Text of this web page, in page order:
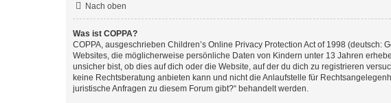
Nach oben
Was ist COPPA?
COPPA, ausgeschrieben Children’s Online Privacy Protection Act of 1998
Websites, die möglicherweise persönliche Daten von Kindern unter 13 Jahren
unsicher bist, ob dies auf dich oder die Website, auf der du dich zu registrieren
keine Rechtsberatung anbieten kann und nicht die Anlaufstelle für
juristische Anfragen zu diesem Forum gibt?“ behandelt werden.